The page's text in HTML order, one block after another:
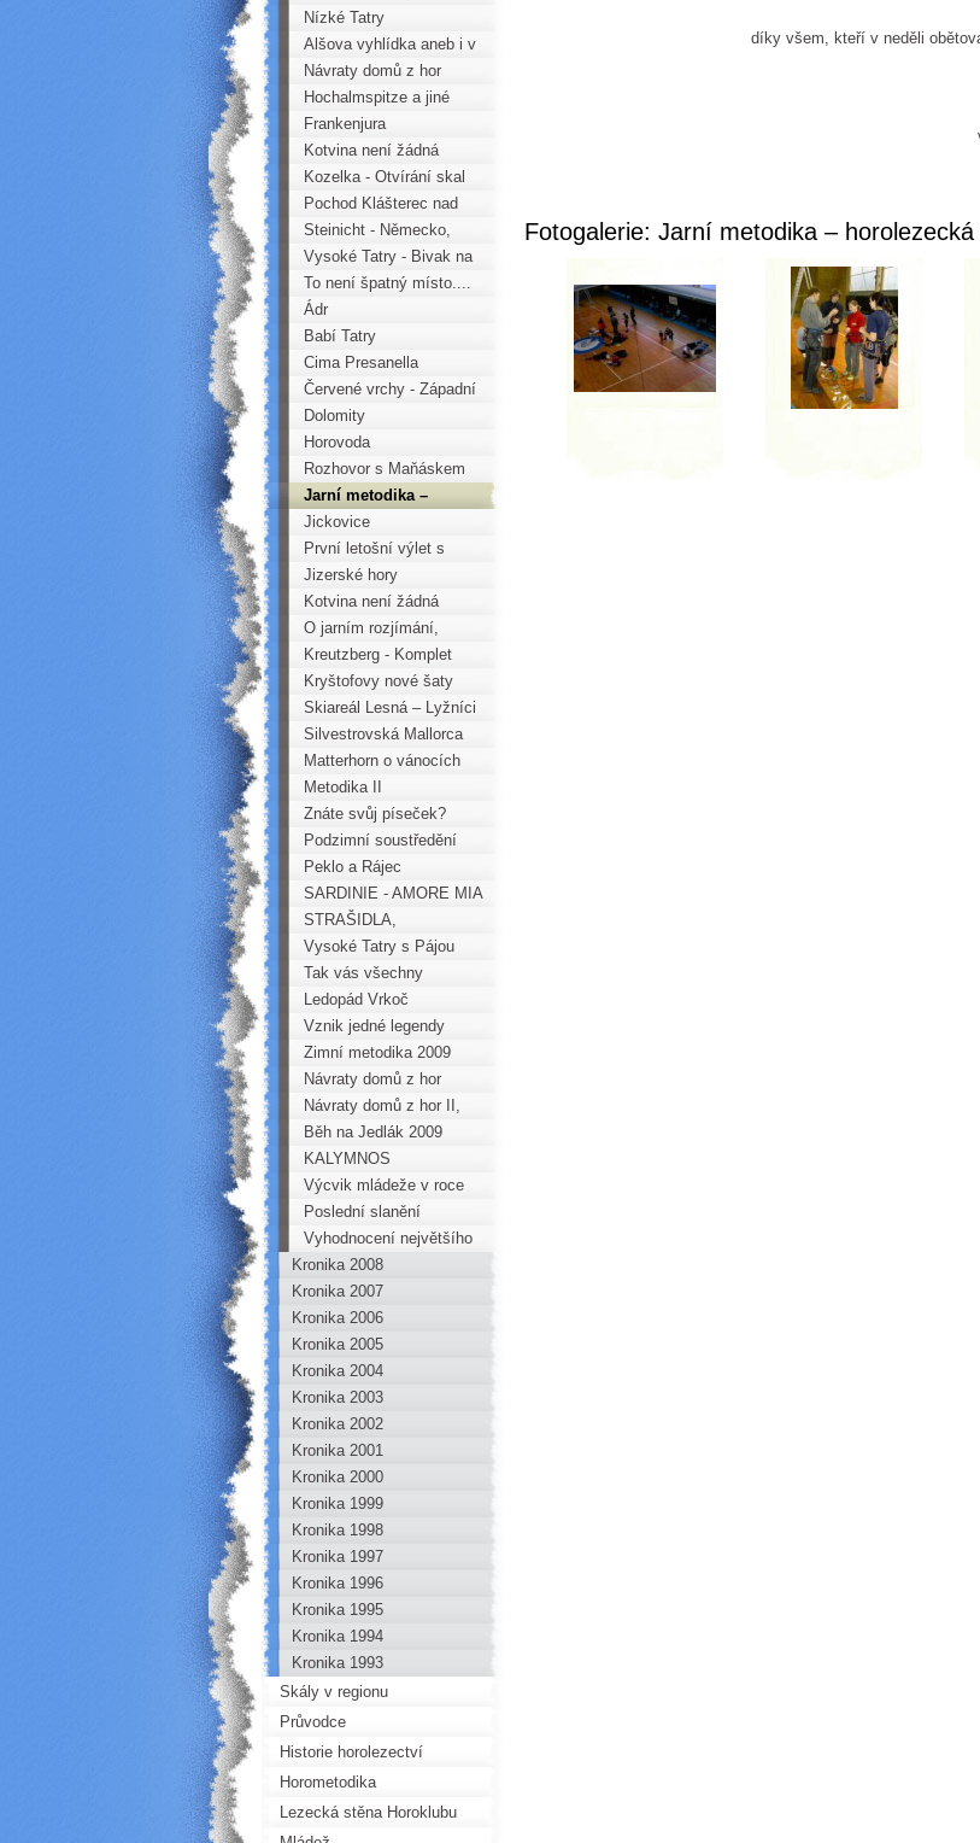
díky všem, kteří v neděli obětovali svůj
B.
ved.Horokroužku a
Fotogalerie: Jarní metodika –
mládeží do skal
Nízké Tatry
Alšova vyhlídka aneb i v
Praze jsou skály
Návraty domů z hor
Hochalmspitze a jiné
vrcholky
Frankenjura
Kotvina není žádná
rovina aneb Svinčovo
kotvinské trojšestí
Kozelka - Otvírání skal
Pochod Klášterec nad
Ohří - Tisá
Steinicht - Německo,
aneb více o horolezcích
než lezení
Vysoké Tatry - Bivak na
Jehněčím štítu
To není špatný místo....
Ádr
Babí Tatry
Cima Presanella
Červené vrchy - Západní
Tatry
Dolomity
Horovoda
Rozhovor s Maňáskem
Jarní metodika –
horolezecká nauka –
teorie i praxe
Jickovice
První letošní výlet s
mládeží do skal
Jizerské hory
Kotvina není žádná
rovina aneb Svinčovo
kotvinské trojšestí
O jarním rozjímání,
pohodě na skalách a
nadějné nastupující
generaci
Kreutzberg - Komplet
Horoklubu Chomutov
2009
Kryštofovy nové šaty
Skiareál Lesná – Lyžníci
a vozembouši
Silvestrovská Mallorca
Matterhorn o vánocích
Metodika II
Znáte svůj píseček?
Podzimní soustředění
mládeže
Peklo a Rájec
SARDINIE - AMORE MIA
STRAŠIDLA,
KŘEMENÁČ A HALDA
DĚTÍ
Vysoké Tatry s Pájou
Tak vás všechny
zdravím, Pepíno
Ledopád Vrkoč
Vznik jedné legendy
Zimní metodika 2009
Návraty domů z hor
Návraty domů z hor II,
tentokrát z Korsiky
Běh na Jedlák 2009
KALYMNOS
Výcvik mládeže v roce
2009
Poslední slanění
Horoklubu Chomutov
Vyhodnocení největšího
Škodiče Horoklubu
Chomutov za rok 2009
Kronika 2008
Kronika 2007
Kronika 2006
Kronika 2005
Kronika 2004
Kronika 2003
Kronika 2002
Kronika 2001
Kronika 2000
Kronika 1999
Kronika 1998
Kronika 1997
Kronika 1996
Kronika 1995
Kronika 1994
Kronika 1993
Skály v regionu
Průvodce
Historie horolezectví
Horometodika
Lezecká stěna Horoklubu